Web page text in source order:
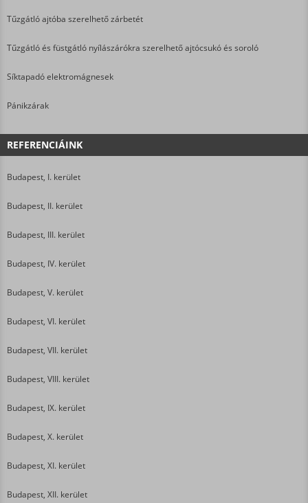
Tűzgátló ajtóba szerelhető zárbetét
Tűzgátló és füstgátló nyílászárókra szerelhető ajtócsukó és soroló
Síktapadó elektromágnesek
Pánikzárak
REFERENCIÁINK
Budapest, I. kerület
Budapest, II. kerület
Budapest, III. kerület
Budapest, IV. kerület
Budapest, V. kerület
Budapest, VI. kerület
Budapest, VII. kerület
Budapest, VIII. kerület
Budapest, IX. kerület
Budapest, X. kerület
Budapest, XI. kerület
Budapest, XII. kerület